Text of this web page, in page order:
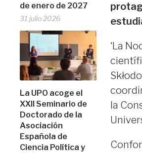
de enero de 2027
31 julio 2026
La UPO acoge el
XXII Seminario de
Doctorado de la
Asociación
Española de
Ciencia Política y
‘La
la